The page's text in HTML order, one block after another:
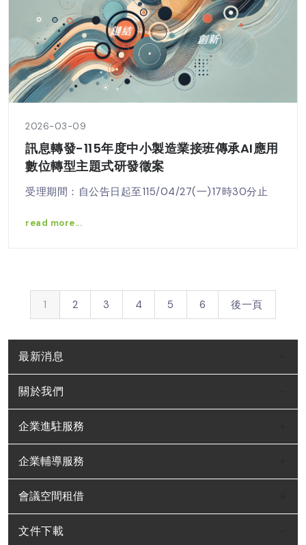
最新消息
關於我們
企業進駐服務
企業輔導服務
會議空間租借
文件下載
2026-03-09
訊息轉發-115年度中小製造業接班傳承AI應用
數位轉型主題式研發徵案
受理期間：自公告日起至115/04/27(一)17時30分止
read more...
1 2 3 4 5 6 後一頁